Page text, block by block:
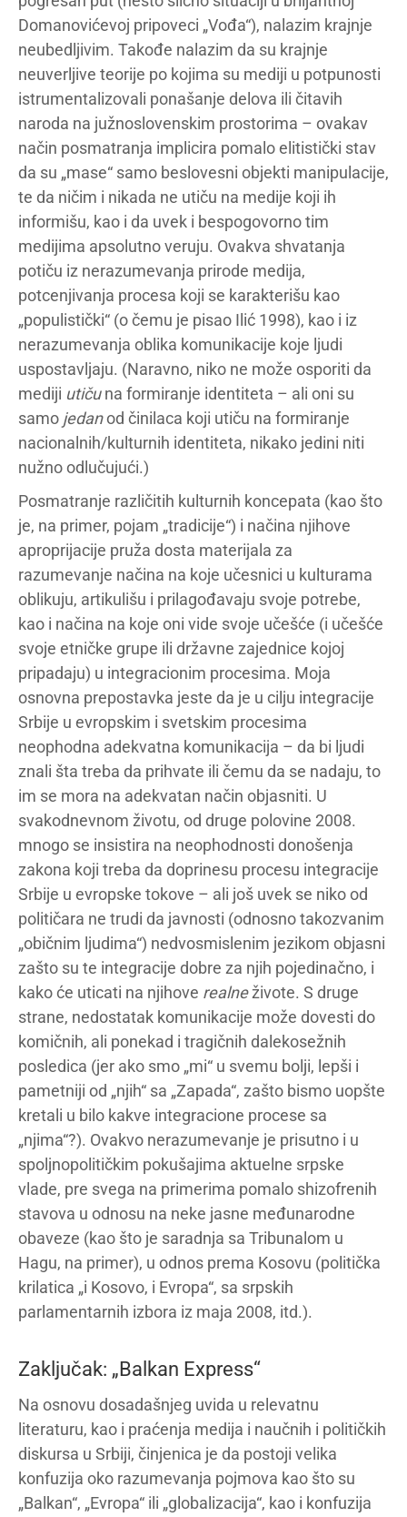
Domanovićevoj pripoveci „Vođa“), nalazim krajnje
neubedljivim. Takođe nalazim da su krajnje
neuverljive teorije po kojima su mediji u potpunosti
istrumentalizovali ponašanje delova ili čitavih
naroda na južnoslovenskim prostorima – ovakav
način posmatranja implicira pomalo elitistički stav
da su „mase“ samo beslovesni objekti manipulacije,
te da ničim i nikada ne utiču na medije koji ih
informišu, kao i da uvek i bespogovorno tim
medijima apsolutno veruju. Ovakva shvatanja
potiču iz nerazumevanja prirode medija,
potcenjivanja procesa koji se karakterišu kao
„populistički“ (o čemu je pisao Ilić 1998), kao i iz
nerazumevanja oblika komunikacije koje ljudi
uspostavljaju. (Naravno, niko ne može osporiti da
mediji utičuna formiranje identiteta – ali oni su
samo jedanod činilaca koji utiču na formiranje
nacionalnih/kulturnih identiteta, nikako jedini niti
nužno odlučujući.)
Posmatranje različitih kulturnih koncepata (kao što
je, na primer, pojam „tradicije“) i načina njihove
aproprijacije pruža dosta materijala za
razumevanje načina na koje učesnici u kulturama
oblikuju, artikulišu i prilagođavaju svoje potrebe,
kao i načina na koje oni vide svoje učešće (i učešće
svoje etničke grupe ili državne zajednice kojoj
pripadaju) u integracionim procesima. Moja
osnovna prepostavka jeste da je u cilju integracije
Srbije u evropskim i svetskim procesima
neophodna adekvatna komunikacija – da bi ljudi
znali šta treba da prihvate ili čemu da se nadaju, to
im se mora na adekvatan način objasniti. U
svakodnevnom životu, od druge polovine 2008.
mnogo se insistira na neophodnosti donošenja
zakona koji treba da doprinesu procesu integracije
Srbije u evropske tokove – ali još uvek se niko od
političara ne trudi da javnosti (odnosno takozvanim
„običnim ljudima“) nedvosmislenim jezikom objasni
zašto su te integracije dobre za njih pojedinačno, i
kako će uticati na njihove realneživote. S druge
strane, nedostatak komunikacije može dovesti do
komičnih, ali ponekad i tragičnih dalekosežnih
posledica (jer ako smo „mi“ u svemu bolji, lepši i
pametniji od „njih“ sa „Zapada“, zašto bismo uopšte
kretali u bilo kakve integracione procese sa
„njima“?). Ovakvo nerazumevanje je prisutno i u
spoljnopolitičkim pokušajima aktuelne srpske
vlade, pre svega na primerima pomalo shizofrenih
stavova u odnosu na neke jasne međunarodne
obaveze (kao što je saradnja sa Tribunalom u
Hagu, na primer), u odnos prema Kosovu (politička
krilatica „i Kosovo, i Evropa“, sa srpskih
parlamentarnih izbora iz maja 2008, itd.).
Zaključak: „Balkan Express“
Na osnovu dosadašnjeg uvida u relevatnu
literaturu, kao i praćenja medija i naučnih i političkih
diskursa u Srbiji, činjenica je da postoji velika
konfuzija oko razumevanja pojmova kao što su
„Balkan“, „Evropa“ ili „globalizacija“, kao i konfuzija